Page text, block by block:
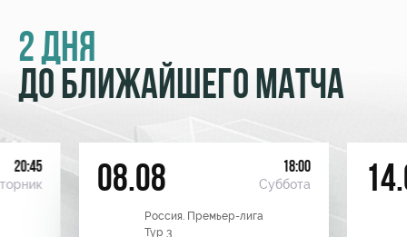
2 ДНЯ
ДО БЛИЖАЙШЕГО МАТЧА
20:45 08.08 18:00
Суббота
Россия. Премьер-лига
Тур 3